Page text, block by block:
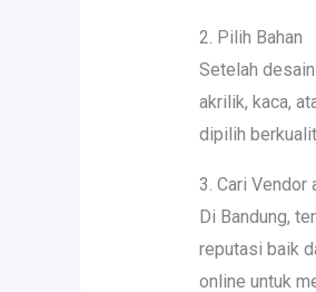
2. Pilih Bahan
Setelah
akrilik, kaca,
dipilih
3. Cari Vendor
Di Bandung,
reputasi baik
online untuk